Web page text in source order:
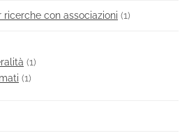
con associazioni (1)
(1)
(1)